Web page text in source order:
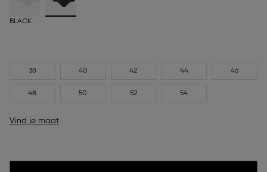
BLACK
38 40 42 44 46
48 50 52 54
Vind je maat